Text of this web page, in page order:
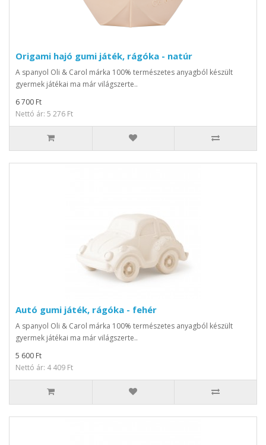
Origami hajó gumi játék, rágóka - natúr
A spanyol Oli & Carol márka 100% természetes anyagból készült
gyermek játékai ma már világszerte..
6 700 Ft
Nettó ár: 5 276 Ft
Autó gumi játék, rágóka - fehér
A spanyol Oli & Carol márka 100% természetes anyagból készült
gyermek játékai ma már világszerte..
5 600 Ft
Nettó ár: 4 409 Ft